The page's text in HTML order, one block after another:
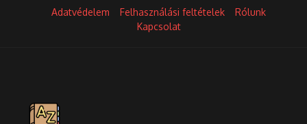
Adatvédelem Felhasználási feltételek
Rólunk
Kapcsolat